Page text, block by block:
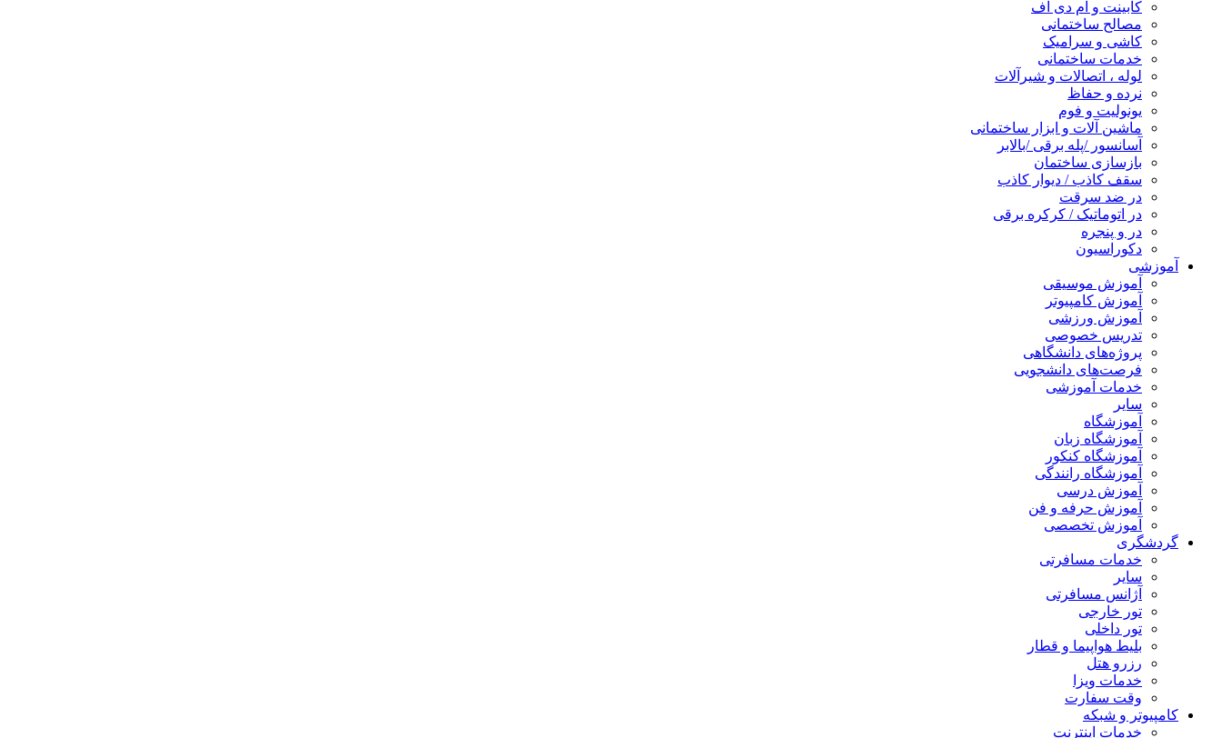
کابینت و ام دی اف
مصالح ساختمانی
کاشی و سرامیک
خدمات ساختمانی
لوله ، اتصالات و شیرآلات
نرده و حفاظ
یونولیت و فوم
ماشین آلات و ابزار ساختمانی
آسانسور /پله برقی /بالابر
بازسازی ساختمان
سقف کاذب / دیوار کاذب
در ضد سرقت
در اتوماتیک / کرکره برقی
در و پنجره
دکوراسیون
آموزشی
آموزش موسیقی
آموزش کامپیوتر
آموزش ورزشی
تدریس خصوصی
پروژه‌های دانشگاهی
فرصت‌های دانشجویی
خدمات آموزشی
سایر
آموزشگاه
آموزشگاه زبان
آموزشگاه کنکور
آموزشگاه رانندگی
آموزش درسی
آموزش حرفه و فن
آموزش تخصصی
گردشگری
خدمات مسافرتی
سایر
آژانس مسافرتی
تور خارجی
تور داخلی
بلیط هواپیما و قطار
رزرو هتل
خدمات ویزا
وقت سفارت
کامپیوتر و شبکه
خدمات اینترنت